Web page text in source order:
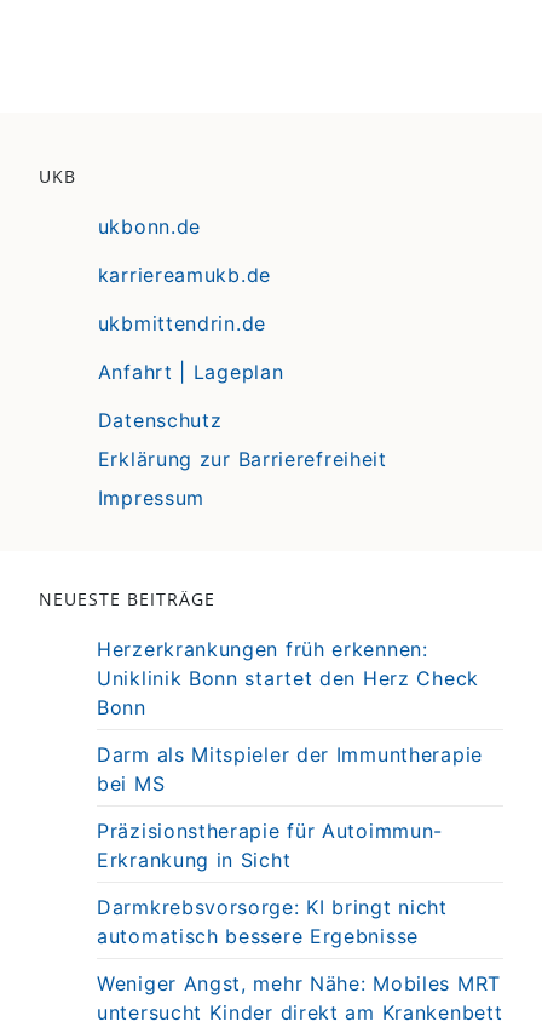
UKB
ukbonn.de
karriereamukb.de
ukbmittendrin.de
Anfahrt | Lageplan
Datenschutz
Erklärung zur Barrierefreiheit
Impressum
NEUESTE BEITRÄGE
Herzerkrankungen früh erkennen:
Uniklinik Bonn startet den Herz Check
Bonn
Darm als Mitspieler der Immuntherapie
bei MS
Präzisionstherapie für Autoimmun-
Erkrankung in Sicht
Darmkrebsvorsorge: KI bringt nicht
automatisch bessere Ergebnisse
Weniger Angst, mehr Nähe: Mobiles MRT
untersucht Kinder direkt am Krankenbett